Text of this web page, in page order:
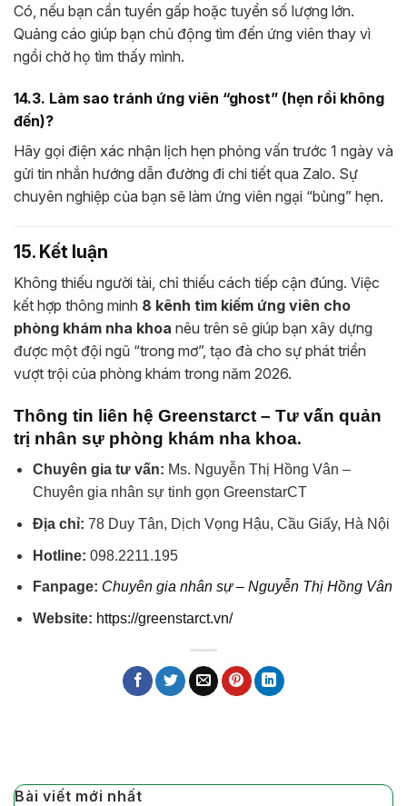
Có, nếu bạn cần tuyển gấp hoặc tuyển số lượng lớn.
Quảng cáo giúp bạn chủ động tìm đến ứng viên thay vì
ngồi chờ họ tìm thấy mình.
14.3. Làm sao tránh ứng viên “ghost” (hẹn rồi không
đến)?
Hãy gọi điện xác nhận lịch hẹn phỏng vấn trước 1 ngày và
gửi tin nhắn hướng dẫn đường đi chi tiết qua Zalo. Sự
chuyên nghiệp của bạn sẽ làm ứng viên ngại “bùng” hẹn.
15. Kết luận
Không thiếu người tài, chỉ thiếu cách tiếp cận đúng. Việc
kết hợp thông minh 8 kênh tìm kiếm ứng viên cho
phòng khám nha khoa nêu trên sẽ giúp bạn xây dựng
được một đội ngũ “trong mơ”, tạo đà cho sự phát triển
vượt trội của phòng khám trong năm 2026.
Thông tin liên hệ Greenstarct – Tư vấn quản
trị nhân sự phòng khám nha khoa.
Chuyên gia tư vấn: Ms. Nguyễn Thị Hồng Vân –
Chuyên gia nhân sự tinh gọn GreenstarCT
Địa chỉ: 78 Duy Tân, Dịch Vọng Hậu, Cầu Giấy, Hà Nội
Hotline: 098.2211.195
Fanpage: Chuyên gia nhân sự – Nguyễn Thị Hồng Vân
Website: https://greenstarct.vn/
Bài viết mới nhất